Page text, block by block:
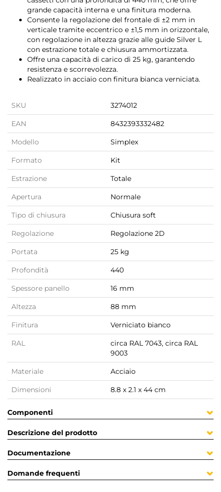
grande capacità interna e una finitura moderna.
Consente la regolazione del frontale di ±2 mm in
verticale tramite eccentrico e ±1,5 mm in orizzontale,
con regolazione in altezza grazie alle guide Silver L
con estrazione totale e chiusura ammortizzata.
Offre una capacità di carico di 25 kg, garantendo
resistenza e scorrevolezza.
Realizzato in acciaio con finitura bianca verniciata.
SKU 3274012
EAN 8432393332482
Modello Simplex
Formato Kit
Estrazione Totale
Apertura Normale
Tipo di chiusura Chiusura soft
Regolazione Regolazione 2D
Portata 25 kg
Profondità 440
Spessore panello 16 mm
Altezza 88 mm
Finitura Verniciato bianco
RAL
circa RAL 7043, circa RAL
9003
Materiale Acciaio
Dimensioni 8.8 x 2.1 x 44 cm
Componenti
Descrizione del prodotto
Documentazione
Domande frequenti